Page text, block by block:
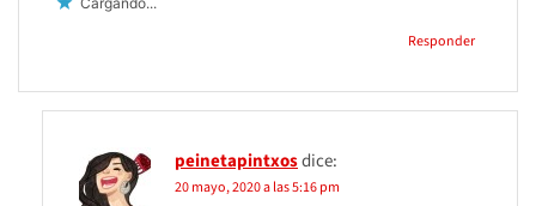
Responder
peinetapintxosdice:
20 mayo, 2020 a las 5:16 pm